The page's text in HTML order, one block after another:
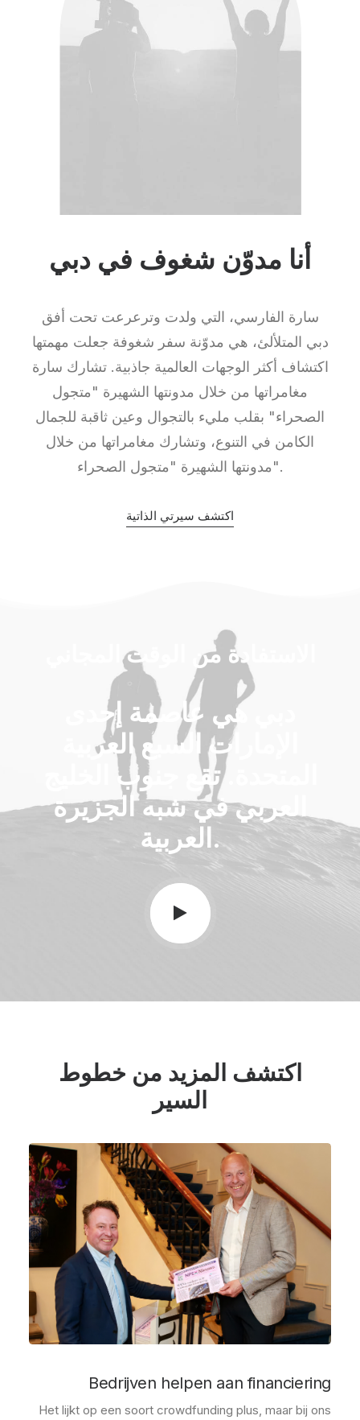
أنا مدوّن شغوف في دبي
سارة الفارسي، التي ولدت وترعرعت تحت أفق
دبي المتلألئ، هي مدوّنة سفر شغوفة جعلت مهمتها
اكتشاف أكثر الوجهات العالمية جاذبية. تشارك سارة
مغامراتها من خلال مدونتها الشهيرة "متجول
الصحراء" بقلب مليء بالتجوال وعين ثاقبة للجمال
الكامن في التنوع، وتشارك مغامراتها من خلال
مدونتها الشهيرة "متجول الصحراء".
اكتشف سيرتي الذاتية
الاستفادة من الوقت المجاني
دبي هي عاصمة إحدى
الإمارات السبع العربية
المتحدة. تقع جنوب الخليج
العربي في شبه الجزيرة
العربية.
اكتشف المزيد من خطوط
السير
Bedrijven helpen aan financiering
Het lijkt op een soort crowdfunding plus, maar bij ons